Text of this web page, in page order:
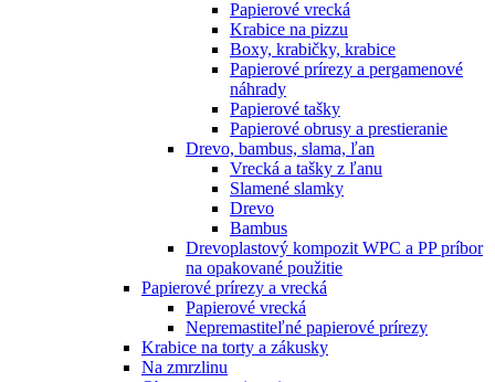
Papierové vrecká
Krabice na pizzu
Boxy, krabičky, krabice
Papierové prírezy a pergamenové
náhrady
Papierové tašky
Papierové obrusy a prestieranie
Drevo, bambus, slama, ľan
Vrecká a tašky z ľanu
Slamené slamky
Drevo
Bambus
Drevoplastový kompozit WPC a PP príbor
na opakované použitie
Papierové prírezy a vrecká
Papierové vrecká
Nepremastiteľné papierové prírezy
Krabice na torty a zákusky
Na zmrzlinu